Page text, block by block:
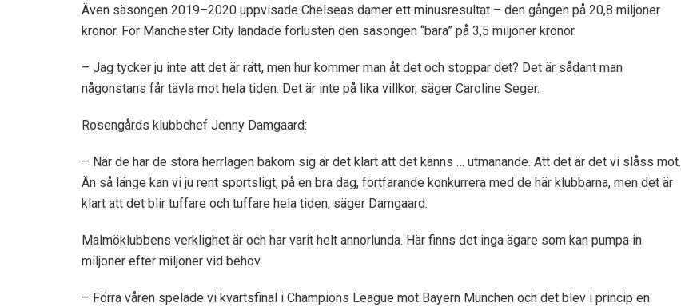
Även säsongen 2019–2020 uppvisade Chelseas damer ett minusresultat – den gången på 20,8 miljoner
kronor. För Manchester City landade förlusten den säsongen “bara” på 3,5 miljoner kronor.
– Jag tycker ju inte att det är rätt, men hur kommer man åt det och stoppar det? Det är sådant man
någonstans får tävla mot hela tiden. Det är inte på lika villkor, säger Caroline Seger.
Rosengårds klubbchef Jenny Damgaard:
– När de har de stora herrlagen bakom sig är det klart att det känns … utmanande. Att det är det vi slåss mot.
Än så länge kan vi ju rent sportsligt, på en bra dag, fortfarande konkurrera med de här klubbarna, men det är
klart att det blir tuffare och tuffare hela tiden, säger Damgaard.
Malmöklubbens verklighet är och har varit helt annorlunda. Här finns det inga ägare som kan pumpa in
miljoner efter miljoner vid behov.
– Förra våren spelade vi kvartsfinal i Champions League mot Bayern München och det blev i princip en